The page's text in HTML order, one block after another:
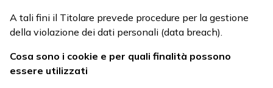
A tali fini il Titolare prevede procedure per la gestione
della violazione dei dati personali (data breach).
Cosa sono i cookie e per quali finalità possono
essere utilizzati